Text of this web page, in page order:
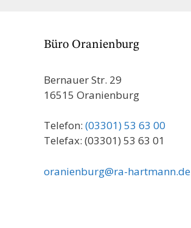
Büro Oranienburg
Bernauer Str. 29
16515 Oranienburg
Telefon: (03301) 53 63 00
Telefax: (03301) 53 63 01
oranienburg@ra-hartmann.de